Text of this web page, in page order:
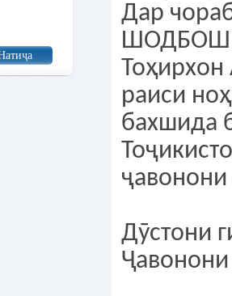
Дар
раиси
бахшида
Дӯстони
Ҷавонони